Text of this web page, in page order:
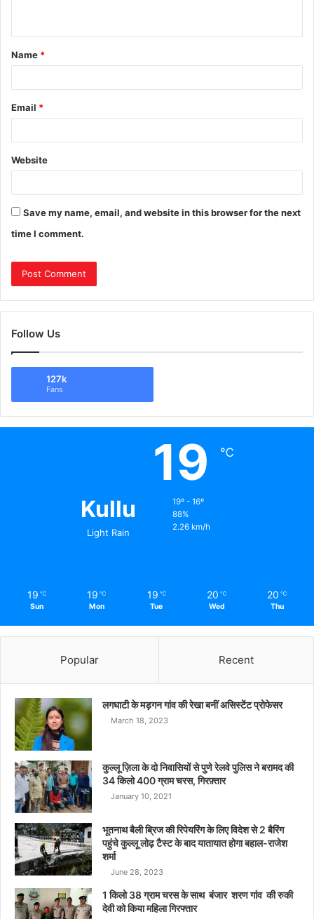
Name *
Email *
Website
Save my name, email, and website in this browser for the next
time I comment.
Follow Us
127k
Fans
Kullu
Light Rain
19 ℃
19º - 16º
88%
2.26 km/h
19 ℃
Sun
19 ℃
Mon
19 ℃
Tue
20 ℃
Wed
20 ℃
Thu
Popular Recent
लगघाटी के मड़गन गांव की रेखा बनीं असिस्टेंट प्रोफेसर
March 18, 2023
कुल्लू ज़िला के दो निवासियों से पुणे रेलवे पुलिस ने बरामद की
34 किलो 400 ग्राम चरस, गिरफ़्तार
January 10, 2021
भूतनाथ बैली ब्रिज की रिपेयरिंग के लिए विदेश से 2 बैरिंग
पहुंचे कुल्लू लोढ़ टैस्ट के बाद यातायात होगा बहाल-राजेश
शर्मा
June 28, 2023
1 किलो 38 ग्राम चरस के साथ बंजार शरण गांव की रुकी
देवी को किया महिला गिरफ्तार